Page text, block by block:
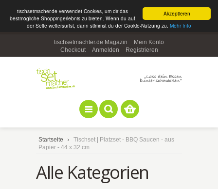
Akzeptieren
tischsetmacher.de verwendet Cookies, um dir das
bestmögliche Shoppingerlebnis zu bieten. Wenn du auf
der Seite weitersurfst, dann stimmst du der Cookie-Nutzung zu. Mehr Info
tischsetmachter.de Magazin
Mein Konto
Checkout
Anmelden Registrieren
Startseite
Tischset | Platzset - BBQ Saucen - aus
Papier - 44 x 32 cm
Alle Kategorien